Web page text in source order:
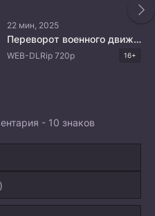
22 мин, 2025
Переворот военного движения 5
WEB-DLRip 720p 16+
- 10 знаков